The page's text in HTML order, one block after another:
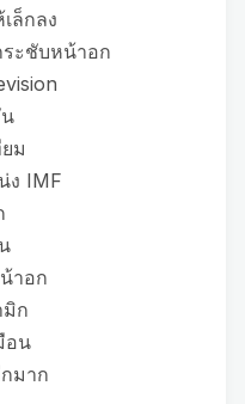
ล็กลง
ระชับหน้าอก
ม
ง IMF
าอก
มิก
อน
มาก